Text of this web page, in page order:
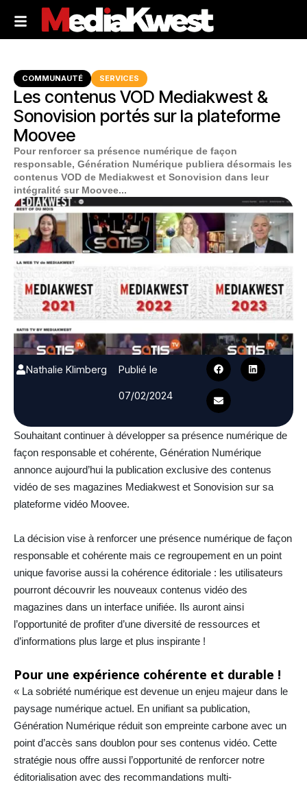
COMMUNAUTÉ SERVICES
Les contenus VOD Mediakwest &
Sonovision portés sur la plateforme
Moovee
Pour renforcer sa présence numérique de façon
responsable, Génération Numérique publiera désormais les
contenus VOD de Mediakwest et Sonovision dans leur
intégralité sur Moovee...
Nathalie Klimberg
Publié le
07/02/2024
Souhaitant continuer à développer sa présence numérique de
façon responsable et cohérente, Génération Numérique
annonce aujourd’hui la publication exclusive des contenus
vidéo de ses magazines Mediakwest et Sonovision sur sa
plateforme vidéo Moovee.
La décision vise à renforcer une présence numérique de façon
responsable et cohérente mais ce regroupement en un point
unique favorise aussi la cohérence éditoriale : les utilisateurs
pourront découvrir les nouveaux contenus vidéo des
magazines dans un interface unifiée. Ils auront ainsi
l’opportunité de profiter d’une diversité de ressources et
d’informations plus large et plus inspirante !
Pour une expérience cohérente et durable !
« La sobriété numérique est devenue un enjeu majeur dans le
paysage numérique actuel. En unifiant sa publication,
Génération Numérique réduit son empreinte carbone avec un
point d’accès sans doublon pour ses contenus vidéo. Cette
stratégie nous offre aussi l’opportunité de renforcer notre
éditorialisation avec des recommandations multi-